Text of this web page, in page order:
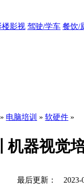
楼影视 驾驶/学车 餐饮/
» 电脑培训 » 软硬件 »
机器视觉
最后更新： 2023-